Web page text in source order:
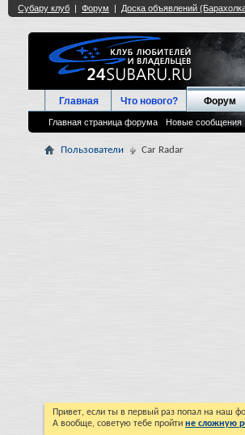
Главная Что нового? Форум
Главная страница форума Новые сообщения
Пользователи Car Radar
Привет, если ты в первый раз попал на наш
А вообще, советую тебе пройти не сложную